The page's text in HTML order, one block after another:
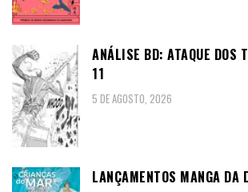
ANÁLISE BD: ATAQUE DOS
11
5 DE AGOSTO, 2026
LANÇAMENTOS MANGA DA